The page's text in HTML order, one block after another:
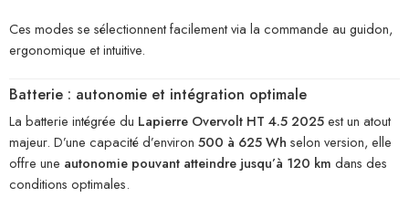
Ces modes se sélectionnent facilement via la commande au guidon,
ergonomique et intuitive.
Batterie : autonomie et intégration optimale
La batterie intégrée du Lapierre Overvolt HT 4.5 2025est un atout
majeur. D’une capacité d’environ 500 à 625 Wh selon version, elle
offre une autonomie pouvant atteindre jusqu’à 120 km dans des
conditions optimales.